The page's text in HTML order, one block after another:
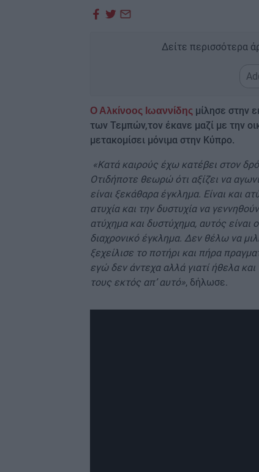
Δείτε περισσότερα
Ο Αλκίνοος Ιωαννίδης μίλησε στην
των Τεμπών,τον έκανε μαζί με την
μετακομίσει μόνιμα στην Κύπρο.
«Κατά καιρούς έχω κατέβει στον
Οτιδήποτε θεωρώ ότι αξίζει να
είναι ξεκάθαρα έγκλημα. Είναι και
ατυχία και την δυστυχία να
ατύχημα και δυστύχημα, αυτός είναι
διαχρονικό έγκλημα. Δεν θέλω να
ξεχείλισε το ποτήρι και πήρα
εγώ δεν άντεχα αλλά γιατί ήθελα
τους εκτός απ’ αυτό», δήλωσε.